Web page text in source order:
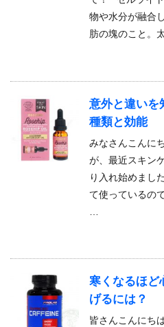
物や水分が融合
肪の塊のこと。
意外と違いを
種類と効能
みなさんこんに
が、最近スキン
り入れ始めまし
て使っているの
寒くなるほど
げるには？
皆さんこんにち